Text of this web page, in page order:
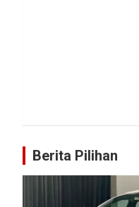
Berita Pilihan